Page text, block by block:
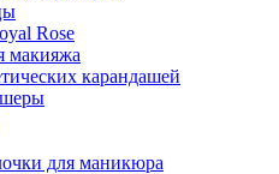
Rose
макияжа
карандашей
для маникюра